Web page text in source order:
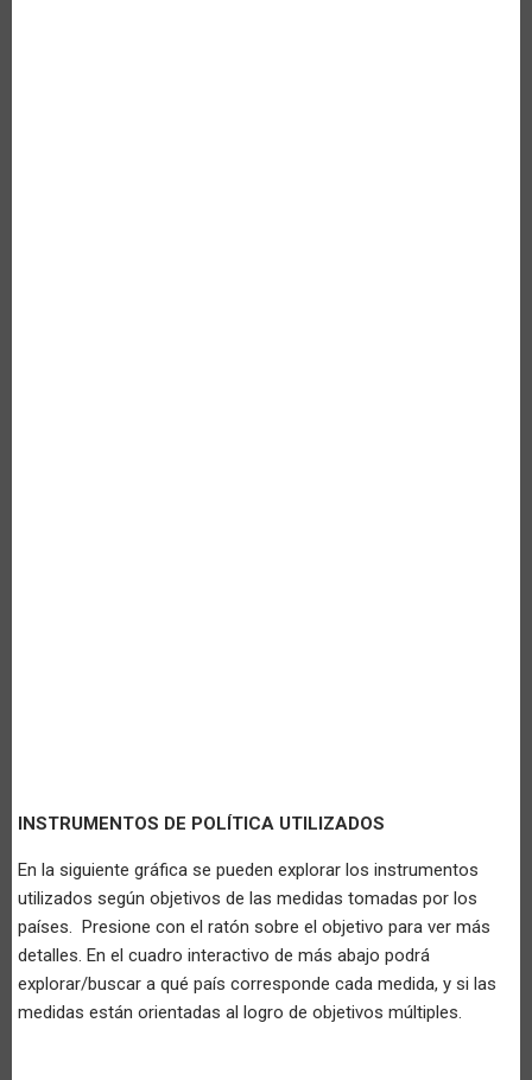
INSTRUMENTOS DE POLÍTICA UTILIZADOS
En la siguiente gráfica se pueden explorar los instrumentos
utilizados según objetivos de las medidas tomadas por los
países. Presione con el ratón sobre el objetivo para ver más
detalles. En el cuadro interactivo de más abajo podrá
explorar/buscar a qué país corresponde cada medida, y si las
medidas están orientadas al logro de objetivos múltiples.